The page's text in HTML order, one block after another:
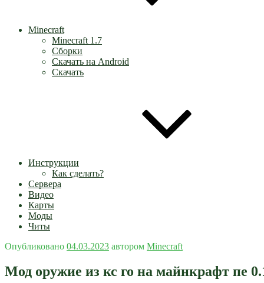
Minecraft
Minecraft 1.7
Сборки
Скачать на Android
Скачать
Инструкции
Как сделать?
Сервера
Видео
Карты
Моды
Читы
Опубликовано 04.03.2023 автором Minecraft
Мод оружие из кс го на майнкрафт пе